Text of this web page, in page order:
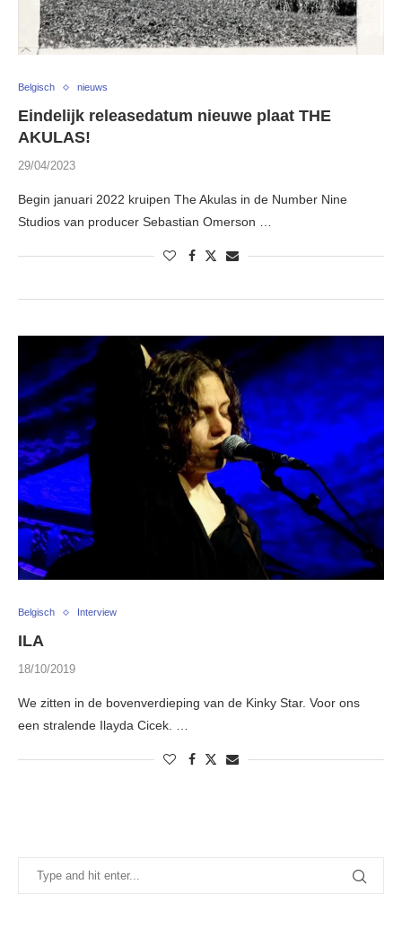
Belgisch nieuws
Eindelijk releasedatum nieuwe plaat THE
AKULAS!
29/04/2023
Begin januari 2022 kruipen The Akulas in de Number Nine
Studios van producer Sebastian Omerson …
Belgisch Interview
ILA
18/10/2019
We zitten in de bovenverdieping van de Kinky Star. Voor ons
een stralende Ilayda Cicek. …